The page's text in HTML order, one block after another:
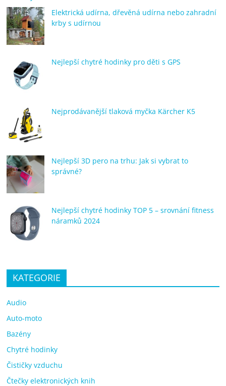
Elektrická udírna, dřevěná udírna nebo zahradní
krby s udírnou
Nejlepší chytré hodinky pro děti s GPS
Nejprodávanější tlaková myčka Kärcher K5
Nejlepší 3D pero na trhu: Jak si vybrat to
správné?
Nejlepší chytré hodinky TOP 5 – srovnání fitness
náramků 2024
KATEGORIE
Audio
Auto-moto
Bazény
Chytré hodinky
Čističky vzduchu
Čtečky elektronických knih